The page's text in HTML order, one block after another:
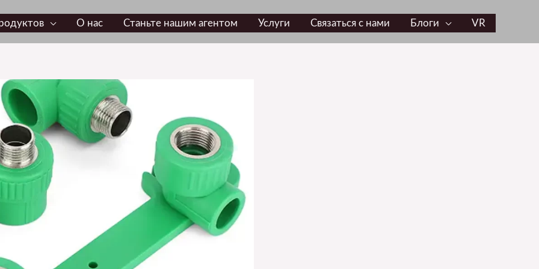
О нас Станьте нашим агентом Услуги Связаться с нами Блоги VR